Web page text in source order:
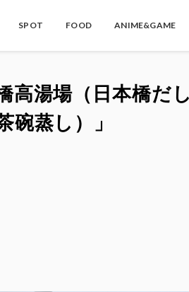
SPOT FOOD ANIME&GAME
高湯場（日本橋だ
碗蒸し）」